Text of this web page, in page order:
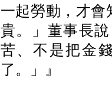
一起勞動，才會
貴。」董事長
苦、不是把金
了。」』